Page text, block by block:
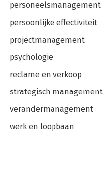
personeelsmanagement
persoonlijke effectiviteit
projectmanagement
psychologie
reclame en verkoop
strategisch management
verandermanagement
werk en loopbaan